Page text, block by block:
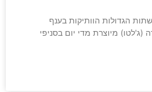
הגדולות הוותיקות בענף
(ג'לטו) מיוצרת מדי יום בסניפי